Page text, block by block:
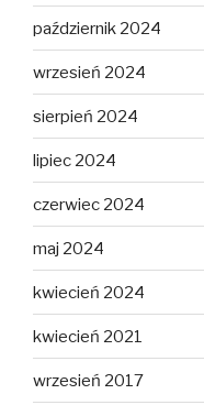
październik 2024
wrzesień 2024
sierpień 2024
lipiec 2024
czerwiec 2024
maj 2024
kwiecień 2024
kwiecień 2021
wrzesień 2017